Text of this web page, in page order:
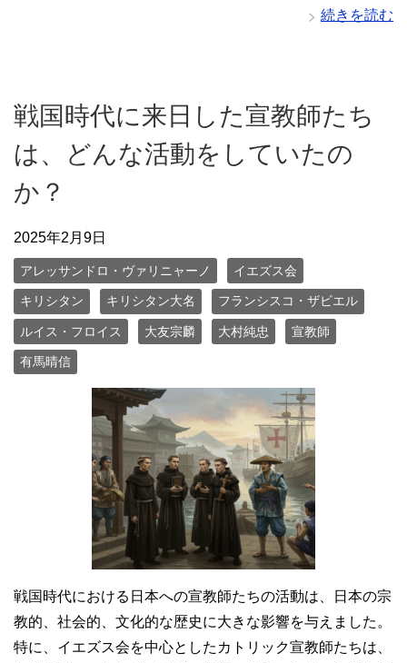
続きを読む
戦国時代に来日した宣教師たち
は、どんな活動をしていたの
か？
2025年2月9日
アレッサンドロ・ヴァリニャーノ イエズス会
キリシタン キリシタン大名 フランシスコ・ザビエル
ルイス・フロイス 大友宗麟 大村純忠 宣教師
有馬晴信
戦国時代における日本への宣教師たちの活動は、日本の宗
教的、社会的、文化的な歴史に大きな影響を与えました。
特に、イエズス会を中心としたカトリック宣教師たちは、